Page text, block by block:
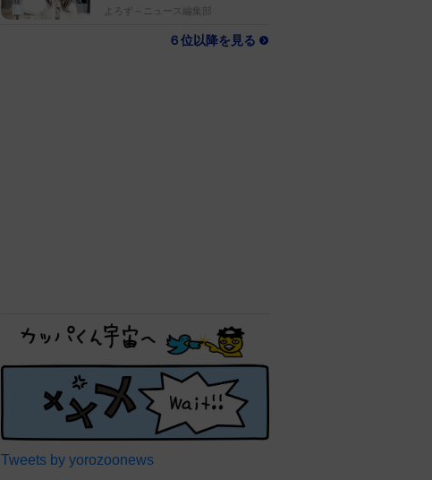
よろず～ニュース編集部
６位以降を見る
Tweets by yorozoonews